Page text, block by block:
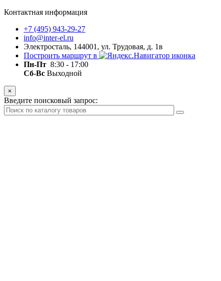
Контактная информация
+7 (495) 943-29-27
info@inter-el.ru
Электросталь, 144001, ул. Трудовая, д. 1в
Построить маршрут в
Пн-Пт 8:30 - 17:00
Сб-Вс Выходной
×
Введите поисковый запрос: